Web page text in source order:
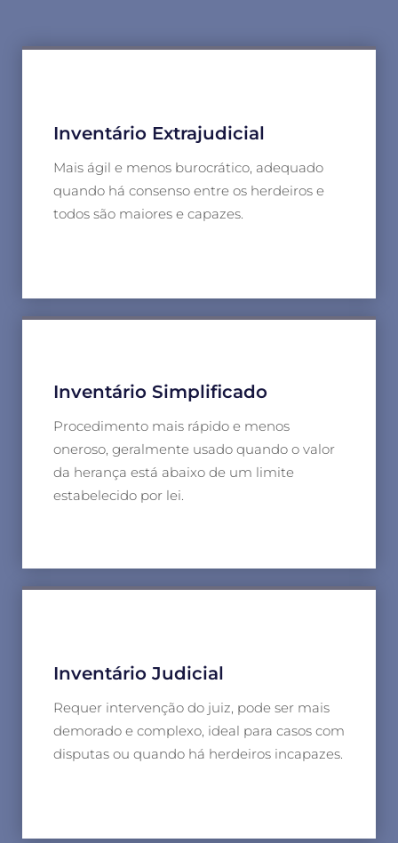
Inventário Extrajudicial
Mais ágil e menos burocrático, adequado
quando há consenso entre os herdeiros e
todos são maiores e capazes.
Inventário Simplificado
Procedimento mais rápido e menos
oneroso, geralmente usado quando o valor
da herança está abaixo de um limite
estabelecido por lei.
Inventário Judicial
Requer intervenção do juiz, pode ser mais
demorado e complexo, ideal para casos com
disputas ou quando há herdeiros incapazes.